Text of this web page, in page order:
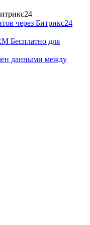
через Битрикс24
Бесплатно для
данными между